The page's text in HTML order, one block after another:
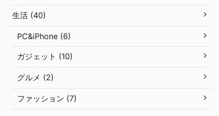
生活 (40)
PC&iPhone (6)
ガジェット (10)
グルメ (2)
ファッション (7)